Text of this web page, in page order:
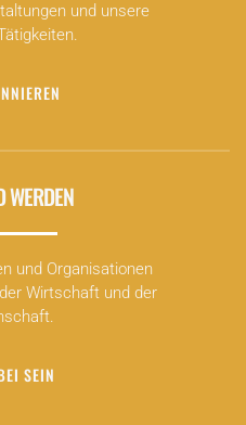
und unsere
WERDEN
und Organisationen
Wirtschaft und der
SEIN